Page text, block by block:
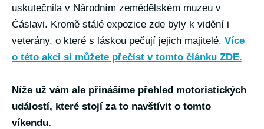
uskutečnila v Národním zemědělském muzeu v
Čáslavi. Kromě stálé expozice zde byly k vidění i
veterány, o které s láskou pečují jejich majitelé. Více
o této akci si můžete přečíst v tomto článku ZDE.
Níže už vám ale přinášíme přehled motoristických
událostí, které stojí za to navštívit o tomto
víkendu.